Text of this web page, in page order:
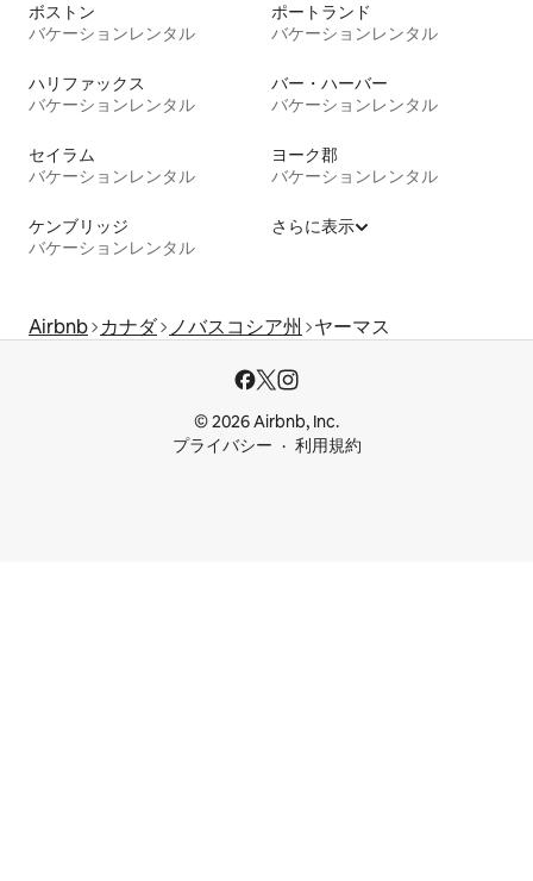
ボストン
バケーションレンタル
ポートランド
バケーションレンタル
ハリファックス
バケーションレンタル
バー・ハーバー
バケーションレンタル
セイラム
バケーションレンタル
ヨーク郡
バケーションレンタル
ケンブリッジ
バケーションレンタル
さらに表示
Airbnb カナダ ノバスコシア州 ヤーマス
© 2026 Airbnb, Inc.
プライバシー
利用規約